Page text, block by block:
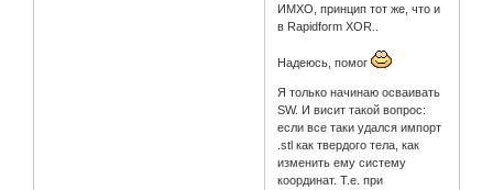
ИМХО, принцип тот же, что и
в Rapidform XOR..
Надеюсь, помог
Я только начинаю осваивать
SW. И висит такой вопрос:
если все таки удался импорт
.stl как твердого тела, как
изменить ему систему
координат. Т.е. при